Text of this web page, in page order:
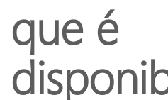
que é